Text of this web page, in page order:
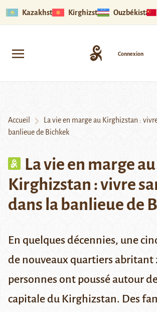
Kazakhstan Kirghizstan Ouzbékistan
Connexion
Accueil
La vie en marge au Kirghizstan :
banlieue de Bichkek
La vie en marge au
Kirghizstan : vivre
dans la banlieue de
En quelques décennies, une
de nouveaux quartiers abritant
personnes ont poussé autour
capitale du Kirghizstan. Des